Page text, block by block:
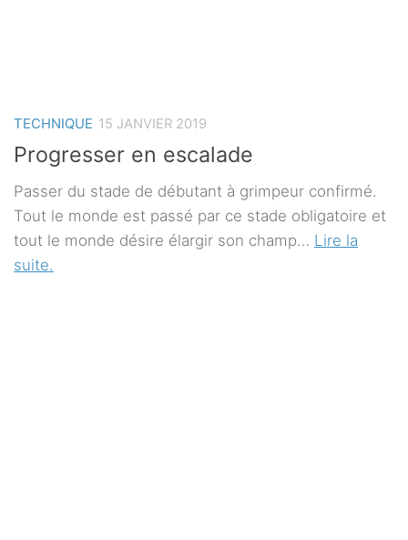
TECHNIQUE 15 JANVIER 2019
Progresser en escalade
Passer du stade de débutant à grimpeur confirmé.
Tout le monde est passé par ce stade obligatoire et
tout le monde désire élargir son champ… Lire la
suite.